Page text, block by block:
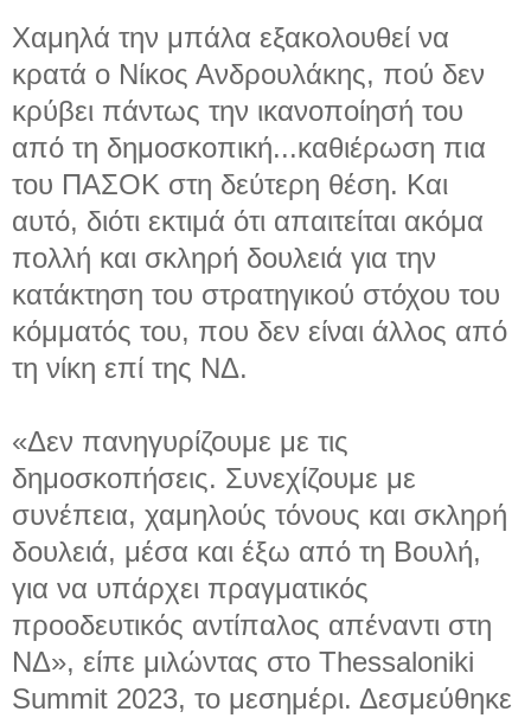
Χαμηλά την μπάλα εξακολουθεί να
κρατά ο Νίκος Ανδρουλάκης, πού δεν
κρύβει πάντως την ικανοποίησή του
από τη δημοσκοπική...καθιέρωση πια
του ΠΑΣΟΚ στη δεύτερη θέση. Και
αυτό, διότι εκτιμά ότι απαιτείται ακόμα
πολλή και σκληρή δουλειά για την
κατάκτηση του στρατηγικού στόχου του
κόμματός του, που δεν είναι άλλος από
τη νίκη επί της ΝΔ.
«Δεν πανηγυρίζουμε με τις
δημοσκοπήσεις. Συνεχίζουμε με
συνέπεια, χαμηλούς τόνους και σκληρή
δουλειά, μέσα και έξω από τη Βουλή,
για να υπάρχει πραγματικός
προοδευτικός αντίπαλος απέναντι στη
ΝΔ», είπε μιλώντας στο Thessaloniki
Summit 2023, το μεσημέρι. Δεσμεύθηκε